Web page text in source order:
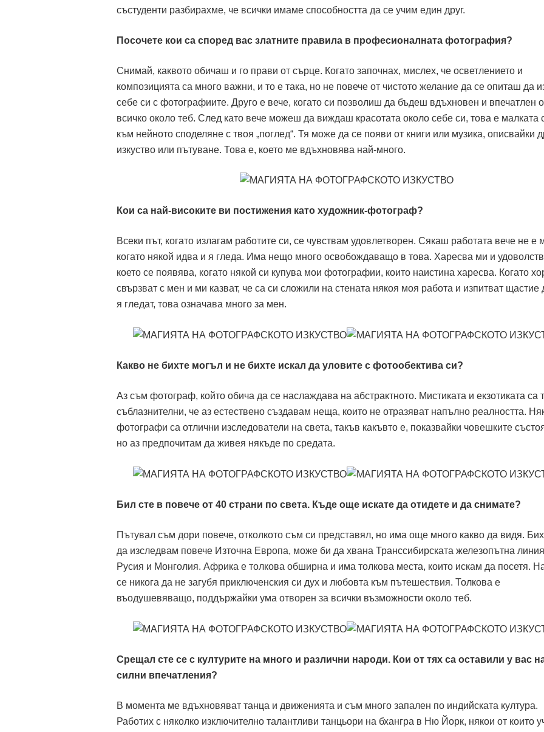
състуденти разбирахме, че всички имаме способността да се учим един друг.
Посочете кои са според вас златните правила в професионалната фотография?
Снимай, каквото обичаш и го прави от сърце. Когато започнах, мислех, че осветлението и
композицията са много важни, и то е така, но не повече от чистото желание да се опиташ да
себе си с фотографиите. Друго е вече, когато си позволиш да бъдеш вдъхновен и впечатлен
всичко около теб. След като вече можеш да виждаш красотата около себе си, това е малката
към нейното споделяне с твоя „поглед“. Тя може да се появи от книги или музика, описвайки
изкуство или пътуване. Това е, което ме вдъхновява най-много.
Кои са най-високите ви постижения като художник-фотограф?
Всеки път, когато излагам работите си, се чувствам удовлетворен. Сякаш работата вече не е
когато някой идва и я гледа. Има нещо много освобождаващо в това. Харесва ми и
което се появява, когато някой си купува мои фотографии, които наистина харесва. Когато
свързват с мен и ми казват, че са си сложили на стената някоя моя работа и изпитват щастие
я гледат, това означава много за мен.
Какво не бихте могъл и не бихте искал да уловите с фотообектива си?
Аз съм фотограф, който обича да се наслаждава на абстрактното. Мистиката и екзотиката са
съблазнителни, че аз естествено създавам неща, които не отразяват напълно реалността.
фотографи са отлични изследователи на света, такъв какъвто е, показвайки човешките
но аз предпочитам да живея някъде по средата.
Бил сте в повече от 40 страни по света. Къде още искате да отидете и да снимате?
Пътувал съм дори повече, отколкото съм си представял, но има още много какво да видя.
да изследвам повече Източна Европа, може би да хвана Транссибирската железопътна
Русия и Монголия. Африка е толкова обширна и има толкова места, които искам да посетя.
се никога да не загубя приключенския си дух и любовта към пътешествия. Толкова е
въодушевяващо, поддържайки ума отворен за всички възможности около теб.
Срещал сте се с културите на много и различни народи. Кои от тях са оставили у вас
силни впечатления?
В момента ме вдъхновяват танца и движенията и съм много запален по индийската култура.
Работих с няколко изключително талантливи танцьори на бхангра в Ню Йорк, някои от които